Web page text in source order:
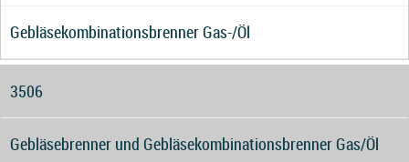
Gebläsekombinationsbrenner Gas-/Öl
3506
Gebläsebrenner und Gebläsekombinationsbrenner Gas/Öl